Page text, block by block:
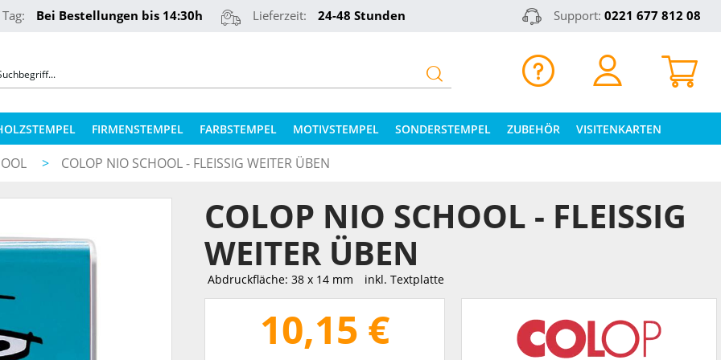
Bei Bestellungen bis 14:30h Lieferzeit: 24-48 Stunden Support: 0221 677 812 08
FIRMENSTEMPEL FARBSTEMPEL MOTIVSTEMPEL SONDERSTEMPEL
REINER NUMEROTEURE
ZUBEHÖR
COLOP STEMPELKISSEN
ERSATZPLATTEN NACH TYPEN
ERSATZPLATTEN NACH GRÖSSE
STEMPELKISSEN FÜR HOLZSTEMPEL
VISITENKARTEN
> COLOP NIO SCHOOL - FLEISSIG WEITER ÜBEN
COLOP NIO SCHOOL - FLEISSIG W
EITER ÜBEN
Abdruckfläche: 38 x 14 mm inkl. Textplatte
10,15 €